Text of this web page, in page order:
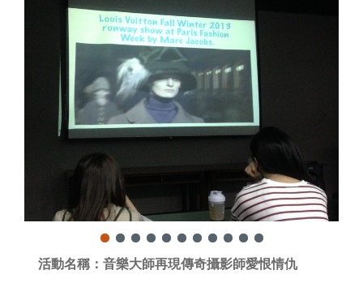
活動名稱： 音樂大師再現傳奇攝影師愛恨情仇